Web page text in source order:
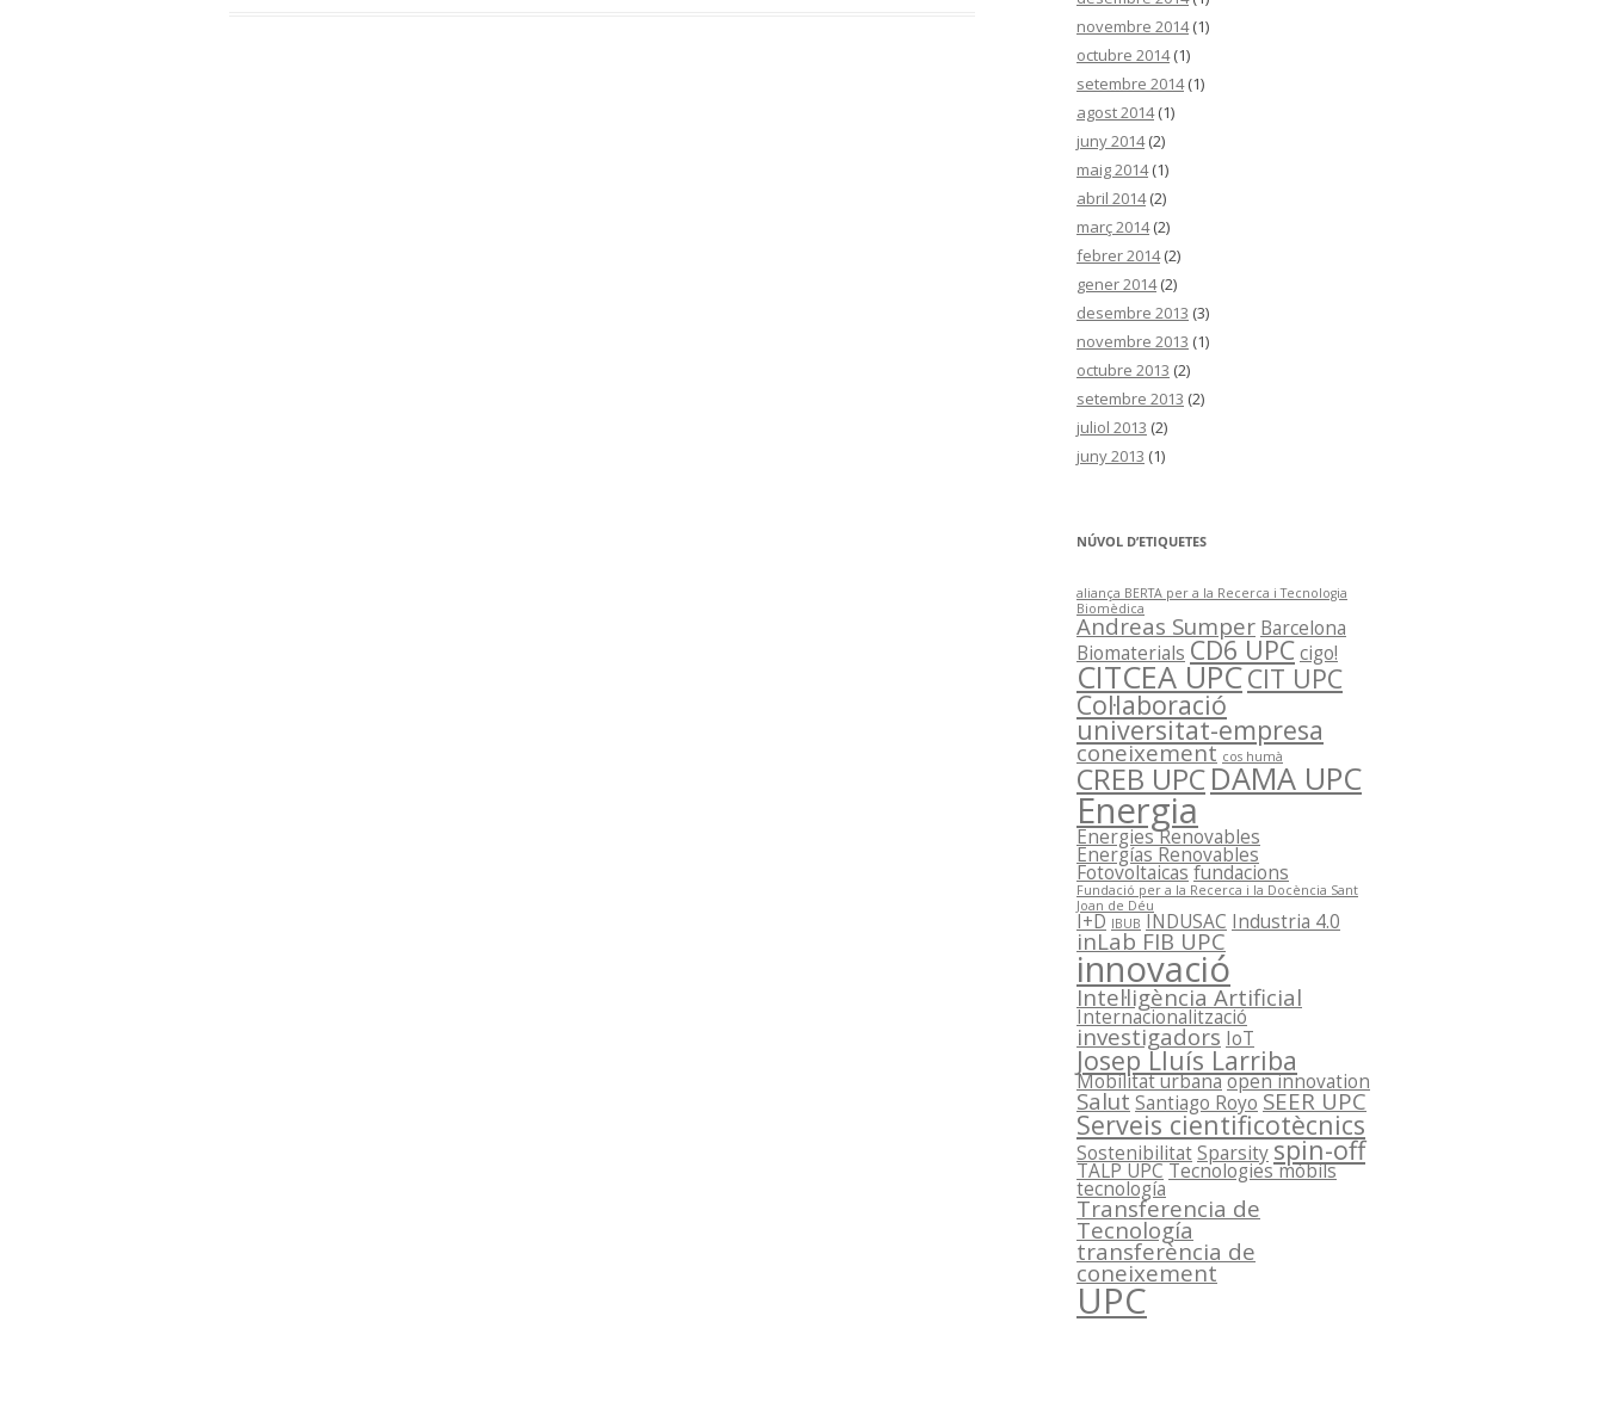
novembre 2014(1)
octubre 2014(1)
setembre 2014(1)
agost 2014(1)
juny 2014(2)
maig 2014(1)
abril 2014(2)
març 2014(2)
febrer 2014(2)
gener 2014(2)
desembre 2013 (3)
novembre 2013 (1)
octubre 2013 (2)
setembre 2013 (2)
juliol 2013 (2)
juny 2013 (1)
NÚVOL D’ETIQUETES
aliança BERTA per a la Recerca i Tecnologia
Biomèdica
Andreas Sumper Barcelona
Biomaterials CD6 UPCcigo!
CITCEA UPCCIT UPC
Col·laboració
universitat-empresa
coneixement cos humà
CREB UPCDAMA UPC
Energia
Energies Renovables
Energías Renovables
Fotovoltaicasfundacions
Fundació per a la Recerca i la Docència Sant
Joan de Déu
I+D IBUB INDUSAC Industria 4.0
inLab FIB UPC
innovació
Intel·ligència Artificial
Internacionalització
investigadors IoT
Josep Lluís Larriba
Mobilitat urbanaopen innovation
SalutSantiago Royo SEER UPC
Serveis cientificotècnics
SostenibilitatSparsityspin-off
TALP UPCTecnologies mòbils
tecnología
Transferencia de
Tecnología
transferència de
coneixement
UPC